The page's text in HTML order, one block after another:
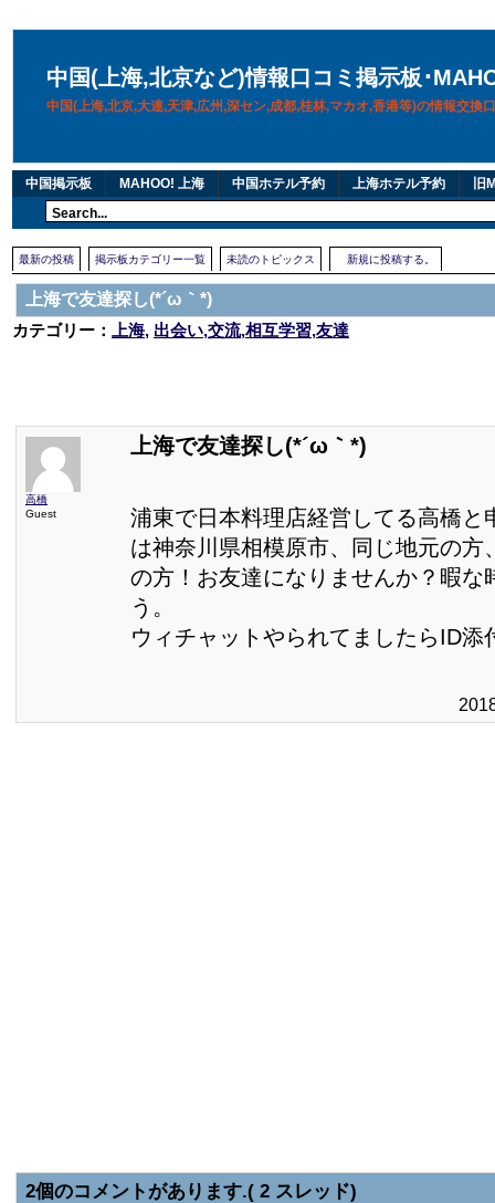
中国(上海,北京など)情報口コミ掲示板･
中国(上海,北京,大連,天津,広州,深セン,成都,桂林,マカオ,香港等)の情報交換
中国掲示板 MAHOO! 上海 中国ホテル予約 上海ホテル予約 旧
最新の投稿 掲示板カテゴリー一覧 未読のトピックス 新規に投稿する。
上海で友達探し(*´ω｀*)
カテゴリー：
上海, 出会い,交流,相互学習,友達
高橋
Guest
上海で友達探し(*´ω｀*)
浦東で日本料理店経営してる高橋と
は神奈川県相模原市、同じ地元の方
の方！お友達になりませんか？暇な
う。
ウィチャットやられてましたらID添
2個のコメントがあります.( 2 スレッド)